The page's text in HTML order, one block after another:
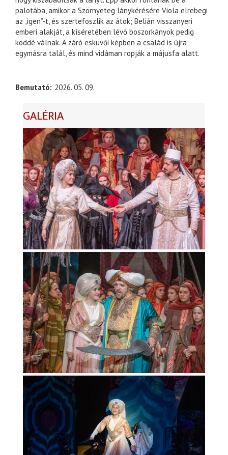
palotába, amikor a Szörnyeteg lánykérésére Viola elrebegi
az „igen”-t, és szertefoszlik az átok; Belián visszanyeri
emberi alakját, a kíséretében lévő boszorkányok pedig
köddé válnak. A záró esküvői képben a család is újra
egymásra talál, és mind vidáman ropják a májusfa alatt.
Bemutató 2026. 05. 09.
GALÉRIA